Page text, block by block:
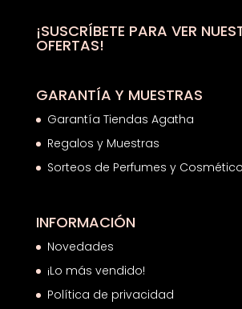
¡SUSCRÍBETE PARA VER
OFERTAS!
GARANTÍA Y MUESTRAS
Garantía Tiendas Agatha
Regalos y Muestras
Sorteos de Perfumes y
INFORMACIÓN
Novedades
¡Lo más vendido!
Política de privacidad